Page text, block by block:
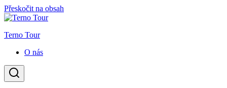
Přeskočit na obsah
Terno Tour
O nás